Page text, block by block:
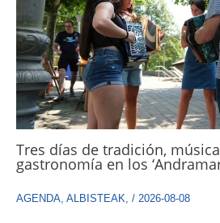
Tres días de tradición,
gastronomía en los
AGENDA ALBISTEAK / 2026-08-08